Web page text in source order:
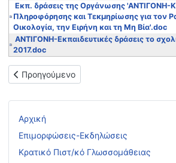
Αρχική
Επιμορφώσεις-Εκδηλώσεις
Κρατικό Πιστ/κό Γλωσσομάθειας
Εκπ. δράσεις της Οργάνωσης 'ΑΝΤΙΓΟΝΗ-
Πληροφόρησης και Τεκμηρίωσης για τον
Οικολογία, την Ειρήνη και τη Μη Βία'.doc
ΑΝΤΙΓΟΝΗ-Εκπαιδευτικές δράσεις το
2017.doc
Προηγούμενο άρθρο: Πρόσκληση για
Προηγούμενο